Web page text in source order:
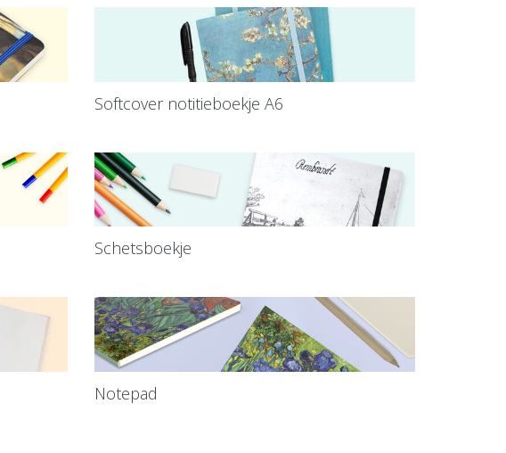
Softcover notitieboekje A6
Schetsboekje
Notepad